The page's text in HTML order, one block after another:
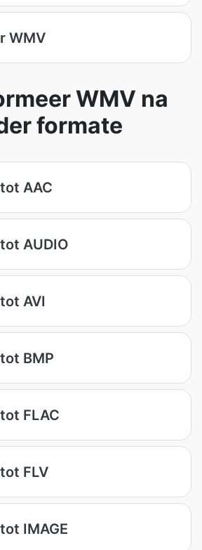
WMV
WMV na
formate
AAC
AUDIO
AVI
BMP
FLAC
FLV
IMAGE